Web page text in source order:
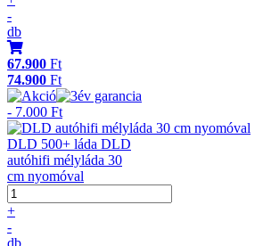
-
db
67.900 Ft
74.900 Ft
- 7.000 Ft
DLD 500+ láda DLD
autóhifi mélyláda 30
cm nyomóval
+
-
db